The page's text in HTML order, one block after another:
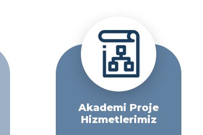
Akademi Proje
Hizmetlerimiz